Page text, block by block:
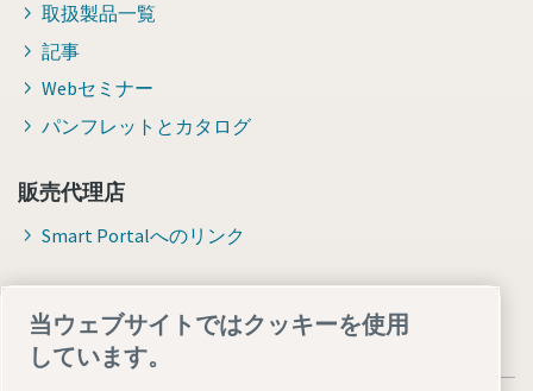
取扱製品一覧
記事
Webセミナー
パンフレットとカタログ
販売代理店
Smart Portalへのリンク
当ウェブサイトではクッキーを使用
しています。